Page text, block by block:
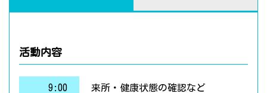
活動内容
9:00 来所・健康状態の確認など